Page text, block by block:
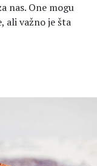
nas. One mogu
ali važno je šta